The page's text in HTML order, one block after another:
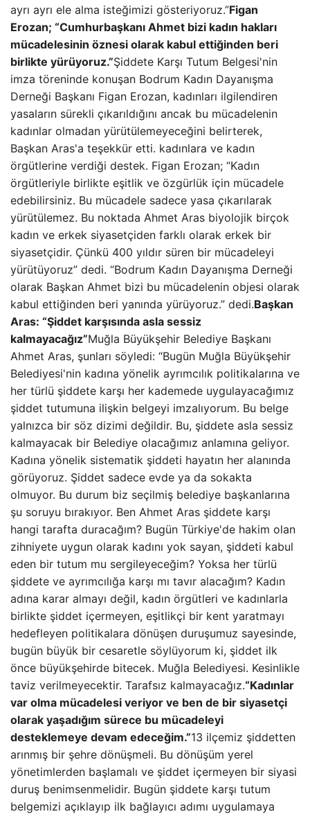
ayrı ayrı ele alma isteğimizi gösteriyoruz.”Figan
Erozan; “Cumhurbaşkanı Ahmet bizi kadın hakları
mücadelesinin öznesi olarak kabul ettiğinden beri
birlikte yürüyoruz.”Şiddete Karşı Tutum Belgesi'nin
imza töreninde konuşan Bodrum Kadın Dayanışma
Derneği Başkanı Figan Erozan, kadınları ilgilendiren
yasaların sürekli çıkarıldığını ancak bu mücadelenin
kadınlar olmadan yürütülemeyeceğini belirterek,
Başkan Aras'a teşekkür etti. kadınlara ve kadın
örgütlerine verdiği destek. Figan Erozan; “Kadın
örgütleriyle birlikte eşitlik ve özgürlük için mücadele
edebilirsiniz. Bu mücadele sadece yasa çıkarılarak
yürütülemez. Bu noktada Ahmet Aras biyolojik birçok
kadın ve erkek siyasetçiden farklı olarak erkek bir
siyasetçidir. Çünkü 400 yıldır süren bir mücadeleyi
yürütüyoruz” dedi. “Bodrum Kadın Dayanışma Derneği
olarak Başkan Ahmet bizi bu mücadelenin objesi olarak
kabul ettiğinden beri yanında yürüyoruz.” dedi.Başkan
Aras: “Şiddet karşısında asla sessiz
kalmayacağız”Muğla Büyükşehir Belediye Başkanı
Ahmet Aras, şunları söyledi: “Bugün Muğla Büyükşehir
Belediyesi'nin kadına yönelik ayrımcılık politikalarına ve
her türlü şiddete karşı her kademede uygulayacağımız
şiddet tutumuna ilişkin belgeyi imzalıyorum. Bu belge
yalnızca bir söz dizimi değildir. Bu, şiddete asla sessiz
kalmayacak bir Belediye olacağımız anlamına geliyor.
Kadına yönelik sistematik şiddeti hayatın her alanında
görüyoruz. Şiddet sadece evde ya da sokakta
olmuyor. Bu durum biz seçilmiş belediye başkanlarına
şu soruyu bırakıyor. Ben Ahmet Aras şiddete karşı
hangi tarafta duracağım? Bugün Türkiye'de hakim olan
zihniyete uygun olarak kadını yok sayan, şiddeti kabul
eden bir tutum mu sergileyeceğim? Yoksa her türlü
şiddete ve ayrımcılığa karşı mı tavır alacağım? Kadın
adına karar almayı değil, kadın örgütleri ve kadınlarla
birlikte şiddet içermeyen, eşitlikçi bir kent yaratmayı
hedefleyen politikalara dönüşen duruşumuz sayesinde,
bugün büyük bir cesaretle söylüyorum ki, şiddet ilk
önce büyükşehirde bitecek. Muğla Belediyesi. Kesinlikle
taviz verilmeyecektir. Tarafsız kalmayacağız.“Kadınlar
var olma mücadelesi veriyor ve ben de bir siyasetçi
olarak yaşadığım sürece bu mücadeleyi
desteklemeye devam edeceğim.”13 ilçemiz şiddetten
arınmış bir şehre dönüşmeli. Bu dönüşüm yerel
yönetimlerden başlamalı ve şiddet içermeyen bir siyasi
duruş benimsenmelidir. Bugün şiddete karşı tutum
belgemizi açıklayıp ilk bağlayıcı adımı uygulamaya